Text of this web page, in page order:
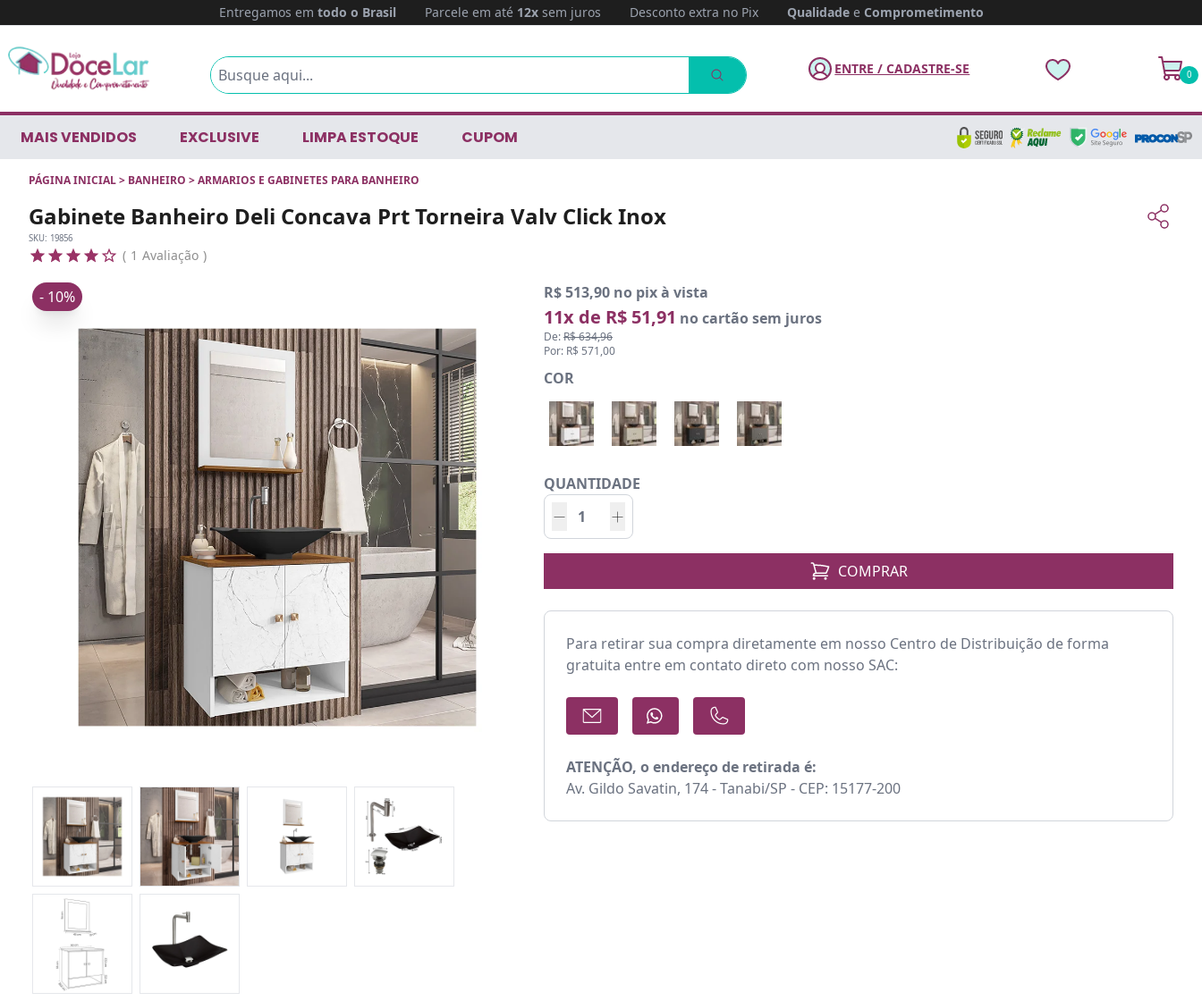
Entregamos em todo o Brasil Parcele em até 12xsem juros Desconto extra no Pix Qualidadee Comprometimento
ENTRE / CADASTRE-SE 0
MAIS VENDIDOS EXCLUSIVE LIMPA ESTOQUE CUPOM
PÁGINA INICIAL> BANHEIRO >ARMARIOS E GABINETES PARA BANHEIRO
Gabinete Banheiro Deli Concava Prt Torneira Valv Click Inox
SKU: 19856
1 Avaliação
R$ 513,90 no pix à vista
11x de R$ 51,91 no cartão sem juros
De:R$ 634,96
Por: R$ 571,00
- 10%
COR
QUANTIDADE
COMPRAR
Para retirar sua compra diretamente em nosso Centro de Distribuição de forma
gratuita entre em contato direto com nosso SAC:
ATENÇÃO, o endereço de retirada é:
Av. Gildo Savatin, 174 - Tanabi/SP - CEP: 15177-200